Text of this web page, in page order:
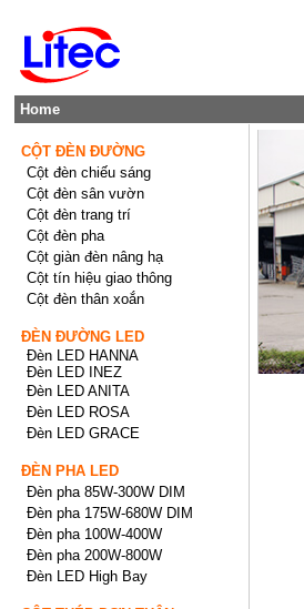
Home
CỘT ĐÈN ĐƯỜNG
Cột đèn chiếu sáng
Cột đèn sân vườn
Cột đèn trang trí
Cột đèn pha
Cột giàn đèn nâng hạ
Cột tín hiệu giao thông
Cột đèn thân xoắn
ĐÈN ĐƯỜNG LED
Đèn LED HANNA
Đèn LED INEZ
Đèn LED ANITA
Đèn LED ROSA
Đèn LED GRACE
ĐÈN PHA LED
Đèn pha 85W-300W DIM
Đèn pha 175W-680W DIM
Đèn pha 100W-400W
Đèn pha 200W-800W
Đèn LED High Bay